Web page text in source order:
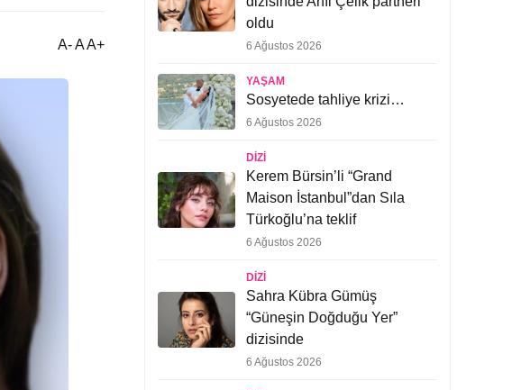
A- A A+
oldu
6 Ağustos 2026
YAŞAM
Sosyetede tahliye krizi…
6 Ağustos 2026
DIZI
Kerem Bürsin’li “Grand
Maison İstanbul”dan Sıla
Türkoğlu’na teklif
6 Ağustos 2026
DIZI
Sahra Kübra Gümüş
“Güneşin Doğduğu Yer”
dizisinde
6 Ağustos 2026